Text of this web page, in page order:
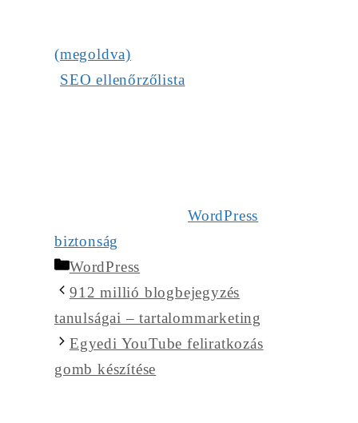
(megoldva)
SEO ellenőrzőlista
WordPress
biztonság
Kategória
WordPress
912 millió blogbejegyzés
tanulságai – tartalommarketing
Egyedi YouTube feliratkozás
gomb készítése